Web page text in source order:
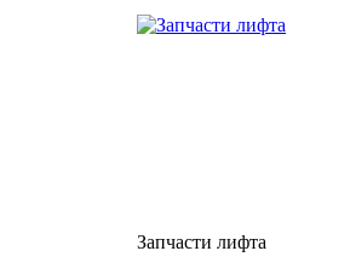
Запчасти лифта